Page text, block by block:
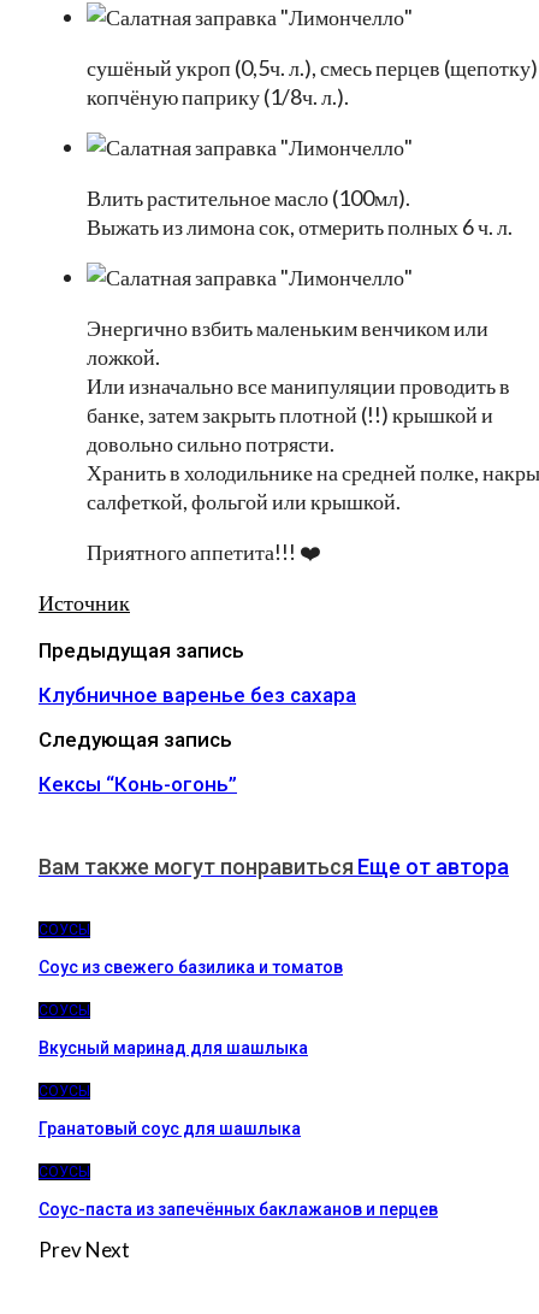
сушёный укроп (0,5ч. л.), смесь перцев
копчёную паприку (1/8ч. л.).
Влить растительное масло (100мл).
Выжать из лимона сок, отмерить полных 6 ч. л.
Энергично взбить маленьким венчиком или
ложкой.
Или изначально все манипуляции проводить в
банке, затем закрыть плотной (!!) крышкой и
довольно сильно потрясти.
Хранить в холодильнике на средней полке,
салфеткой, фольгой или крышкой.
Приятного аппетита!!! ❤️
Источник
Предыдущая запись
Клубничное варенье без сахара
Следующая запись
Кексы “Конь-огонь”
Вам также могут понравиться Еще от автора
СОУСЫ
Соус из свежего базилика и томатов
СОУСЫ
Вкусный маринад для шашлыка
СОУСЫ
Гранатовый соус для шашлыка
СОУСЫ
Соус-паста из запечённых баклажанов и перцев
PrevNext